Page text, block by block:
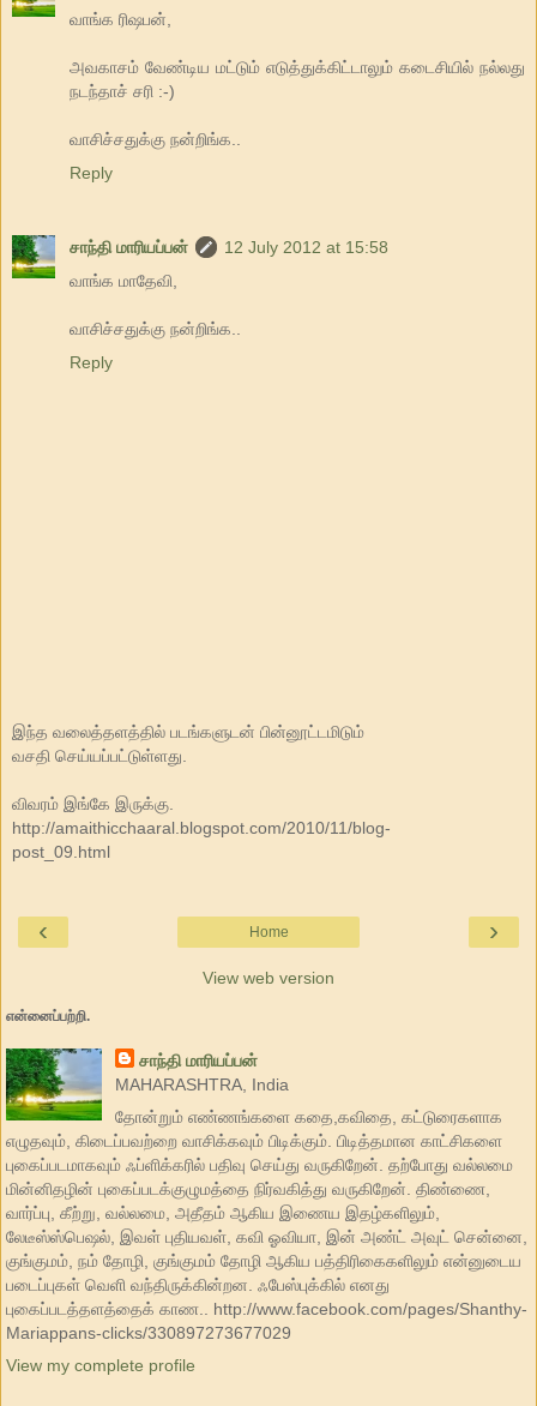
வாங்க ரிஷபன்,
அவகாசம் வேண்டிய மட்டும் எடுத்துக்கிட்டாலும் கடைசியில் நல்லது
நடந்தாச் சரி :-)
வாசிச்சதுக்கு நன்றிங்க..
Reply
சாந்தி மாரியப்பன்
12 July 2012 at 15:58
வாங்க மாதேவி,
வாசிச்சதுக்கு நன்றிங்க..
Reply
இந்த வலைத்தளத்தில் படங்களுடன் பின்னூட்டமிடும்
வசதி செய்யப்பட்டுள்ளது.
விவரம் இங்கே இருக்கு.
http://amaithicchaaral.blogspot.com/2010/11/blog-
post_09.html
‹ ›
Home
View web version
என்னைப்பற்றி.
சாந்தி மாரியப்பன்
MAHARASHTRA, India
தோன்றும் எண்ணங்களை கதை,கவிதை, கட்டுரைகளாக
எழுதவும், கிடைப்பவற்றை வாசிக்கவும் பிடிக்கும். பிடித்தமான காட்சிகளை
புகைப்படமாகவும் ஃப்ளிக்கரில் பதிவு செய்து வருகிறேன். தற்போது வல்லமை
மின்னிதழின் புகைப்படக்குழுமத்தை நிர்வகித்து வருகிறேன். திண்ணை,
வார்ப்பு, கீற்று, வல்லமை, அதீதம் ஆகிய இணைய இதழ்களிலும்,
லேடீஸ்ஸ்பெஷல், இவள் புதியவள், கவி ஓவியா, இன் அண்ட் அவுட் சென்னை,
குங்குமம், நம் தோழி, குங்குமம் தோழி ஆகிய பத்திரிகைகளிலும் என்னுடைய
படைப்புகள் வெளி வந்திருக்கின்றன. ஃபேஸ்புக்கில் எனது
புகைப்படத்தளத்தைக் காண.. http://www.facebook.com/pages/Shanthy-
Mariappans-clicks/330897273677029
View my complete profile